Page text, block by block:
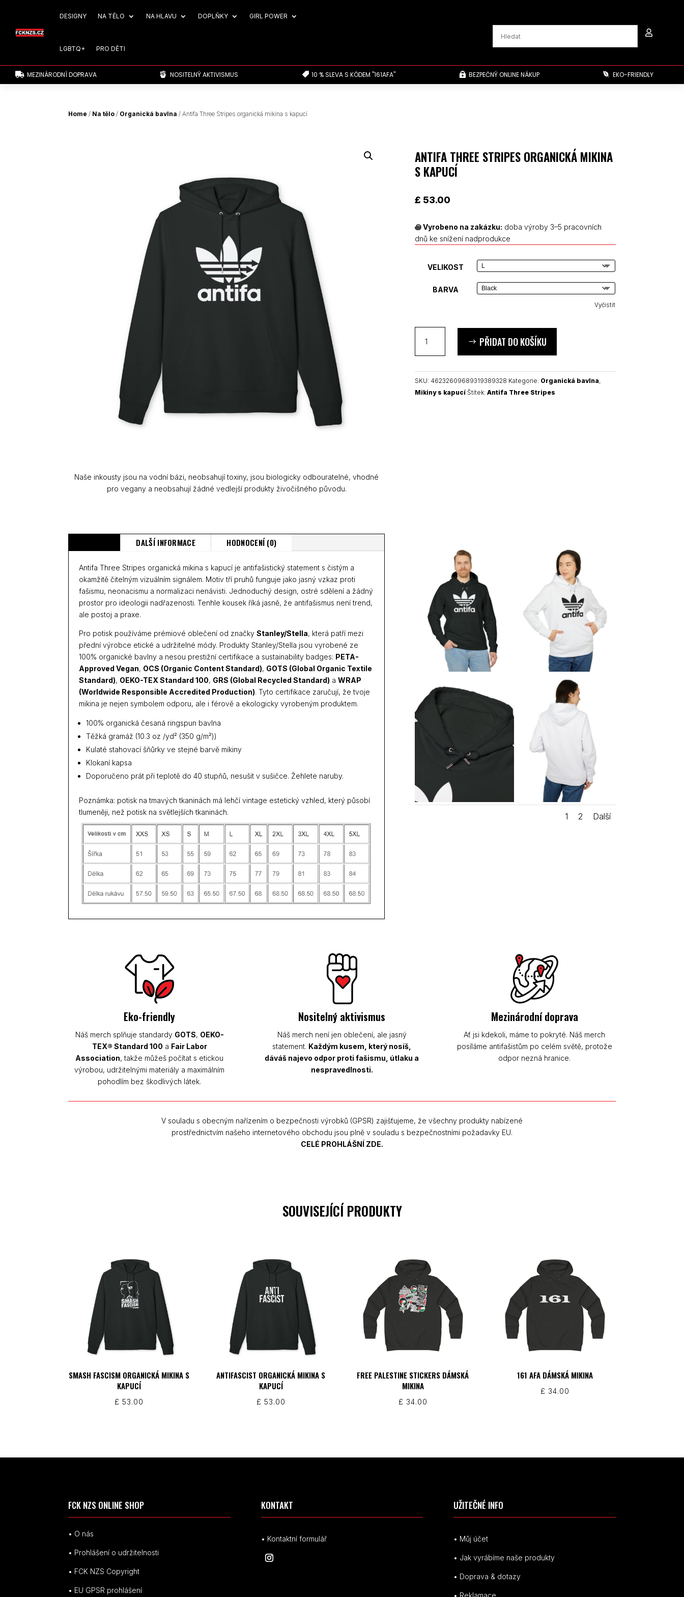
DESIGNY NA TĚLO NA HLAVU DOPLŇKY GIRL POWER
LGBTQ+ PRO DĚTI

 MEZINÁRODNÍ DOPRAVA  NOSITELNÝ AKTIVISMUS  10 % SLEVA S KÓDEM "161AFA"  BEZPEČNÝ ONLINE NÁKUP  EKO-FRIENDLY
Home / Na tělo / Organická bavlna / Antifa Three Stripes organická mikina s kapucí
Naše inkousty jsou na vodní bázi, neobsahují toxiny, jsou biologicky odbouratelné, vhodné
pro vegany a neobsahují žádné vedlejší produkty živočišného původu.
ANTIFA THREE STRIPES ORGANICKÁ MIKINA
S KAPUCÍ
£ 53.00
꩜Vyrobeno na zakázku: doba výroby 3–5 pracovních
dnů ke snížení nadprodukce
VELIKOST
BARVA
Vyčistit
Three
Stripes
mikina
s
PŘIDAT DO KOŠÍKU
SKU: 46232609689319389328 Kategorie: Organická bavlna,
Mikiny s kapucí Štítek: Antifa Three Stripes
DALŠÍ INFORMACE HODNOCENÍ (0)
Antifa Three Stripes organická mikina s kapucí je antifašistický statement s čistým a
okamžitě čitelným vizuálním signálem. Motiv tří pruhů funguje jako jasný vzkaz proti
fašismu, neonacismu a normalizaci nenávisti. Jednoduchý design, ostré sdělení a žádný
prostor pro ideologii nadřazenosti. Tenhle kousek říká jasně, že antifašismus není trend,
ale postoj a praxe.
Pro potisk používáme prémiové oblečení od značkyStanley/Stella, která patří mezi
přední výrobce etické a udržitelné módy. Produkty Stanley/Stella jsou vyrobené ze
100% organické bavlny a nesou prestižní certifikace a sustainability badges: PETA-
Approved Vegan, OCS (Organic Content Standard), GOTS (Global Organic Textile
Standard), OEKO-TEX Standard 100, GRS (Global Recycled Standard) aWRAP
(Worldwide Responsible Accredited Production). Tyto certifikace zaručují, že tvoje
mikina je nejen symbolem odporu, ale i férově a ekologicky vyrobeným produktem.
100% organická česaná ringspun bavlna
Těžká gramáž (10.3 oz /yd² (350 g/m²))
Kulaté stahovací šňůrky ve stejné barvě mikiny
Klokaní kapsa
Doporučeno prát při teplotě do 40 stupňů, nesušit v sušičce. Žehlete naruby.
Poznámka: potisk na tmavých tkaninách má lehčí vintage estetický vzhled, který působí
tlumeněji, než potisk na světlejších tkaninách.
1 2 Další
Eko-friendly
Náš merch splňuje standardy GOTS, OEKO-
TEX® Standard 100 a Fair Labor
Association, takže můžeš počítat s etickou
výrobou, udržitelnými materiály a maximálním
pohodlím bez škodlivých látek.
Nositelný aktivismus
Náš merch není jen oblečení, ale jasný
statement. Každým kusem, který nosíš,
dáváš najevo odpor proti fašismu, útlaku a
nespravedlnosti.
Mezinárodní doprava
Ať jsi kdekoli, máme to pokryté. Náš merch
posíláme antifašistům po celém světě, protože
odpor nezná hranice.
V souladu s obecným nařízením o bezpečnosti výrobků (GPSR) zajišťujeme, že všechny produkty nabízené
prostřednictvím našeho internetového obchodu jsou plně v souladu s bezpečnostními požadavky EU.
CELÉ PROHLÁŠNÍ ZDE.
SOUVISEJÍCÍ PRODUKTY
SMASH FASCISM ORGANICKÁ MIKINA S
KAPUCÍ
£ 53.00
ANTIFASCIST ORGANICKÁ MIKINA S
KAPUCÍ
£ 53.00
FREE PALESTINE STICKERS DÁMSKÁ
MIKINA
£ 34.00
161 AFA DÁMSKÁ MIKINA
£ 34.00
FCK NZS ONLINE SHOP
• O nás
• Prohlášení o udržitelnosti
• FCK NZS Copyright
• EU GPSR prohlášení
KONTAKT
• Kontaktní formulář
UŽITEČNÉ INFO
• Můj účet
• Jak vyrábíme naše produkty
• Doprava & dotazy